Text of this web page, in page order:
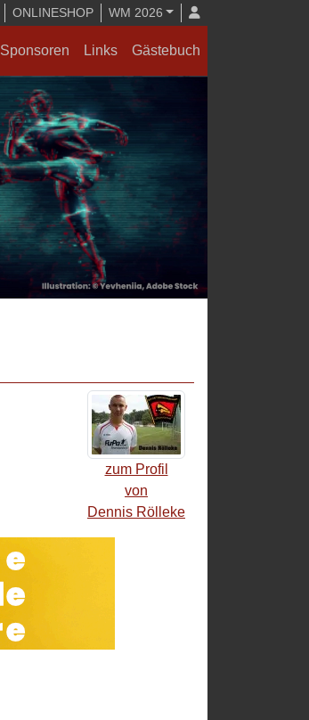
ONLINESHOP WM 2026
Sponsoren Links Gästebuch
zum Profil
von
Dennis Rölleke